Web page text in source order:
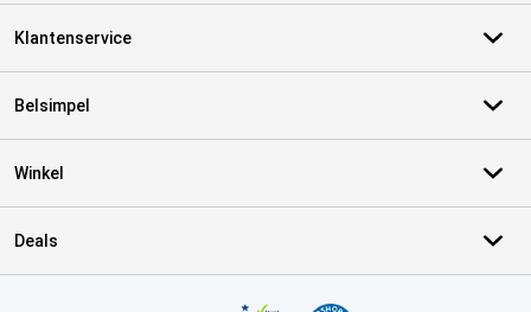
Klantenservice
Belsimpel
Winkel
Deals